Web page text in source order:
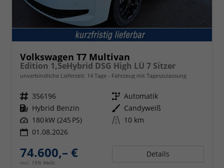
Volkswagen T7 Multivan
Edition 1,5eHybrid DSG High LÜ 7 Sitzer
unverbindliche Lieferzeit: 14 Tage Fahrzeug mit Tageszulassung
Fahrzeugnr. 356196 Getriebe Automatik
Kraftstoff Hybrid Benzin Außenfarbe Candyweiß
Leistung 180 kW (245 PS) Kilometerstand 10 km
01.08.2026
74.600,– €
incl. 19% MwSt.
Details